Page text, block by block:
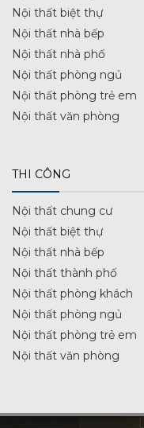
Nội thất biệt thự
Nội thất nhà bếp
Nội thất nhà phố
Nội thất phòng ngủ
Nội thất phòng trẻ em
Nội thất văn phòng
THI CÔNG
Nội thất chung cư
Nội thất biệt thự
Nội thất nhà bếp
Nội thất thành phố
Nội thất phòng khách
Nội thất phòng ngủ
Nội thất phòng trẻ em
Nội thất văn phòng